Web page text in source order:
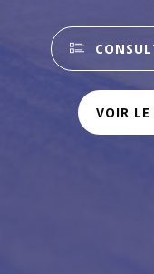
VOIR LE